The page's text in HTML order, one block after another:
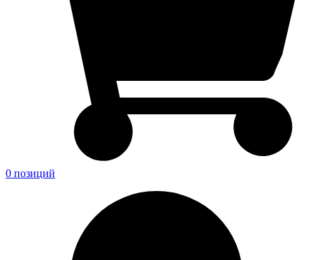
0 позиций